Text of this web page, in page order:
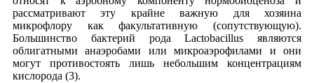
рассматривают эту крайне важную для хозяина
микрофлору как факультативную (сопутствующую).
Большинство бактерий рода Lactobacillus являются
облигатными анаэробами или микроаэрофилами и они
могут противостоять лишь небольшим концентрациям
кислорода (3).